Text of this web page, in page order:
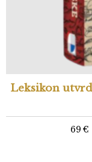
Leksikon
69 €